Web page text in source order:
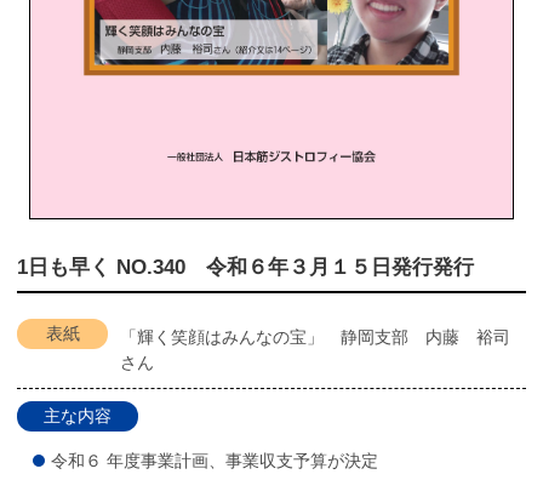
1日も早く NO.340 令和６年３月１５日発行発行
表紙
「輝く笑顔はみんなの宝」 静岡支部 内藤 裕司
さん
主な内容
令和６ 年度事業計画、事業収支予算が決定